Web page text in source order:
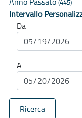
(445)
Intervallo
Da
A
Ricerca